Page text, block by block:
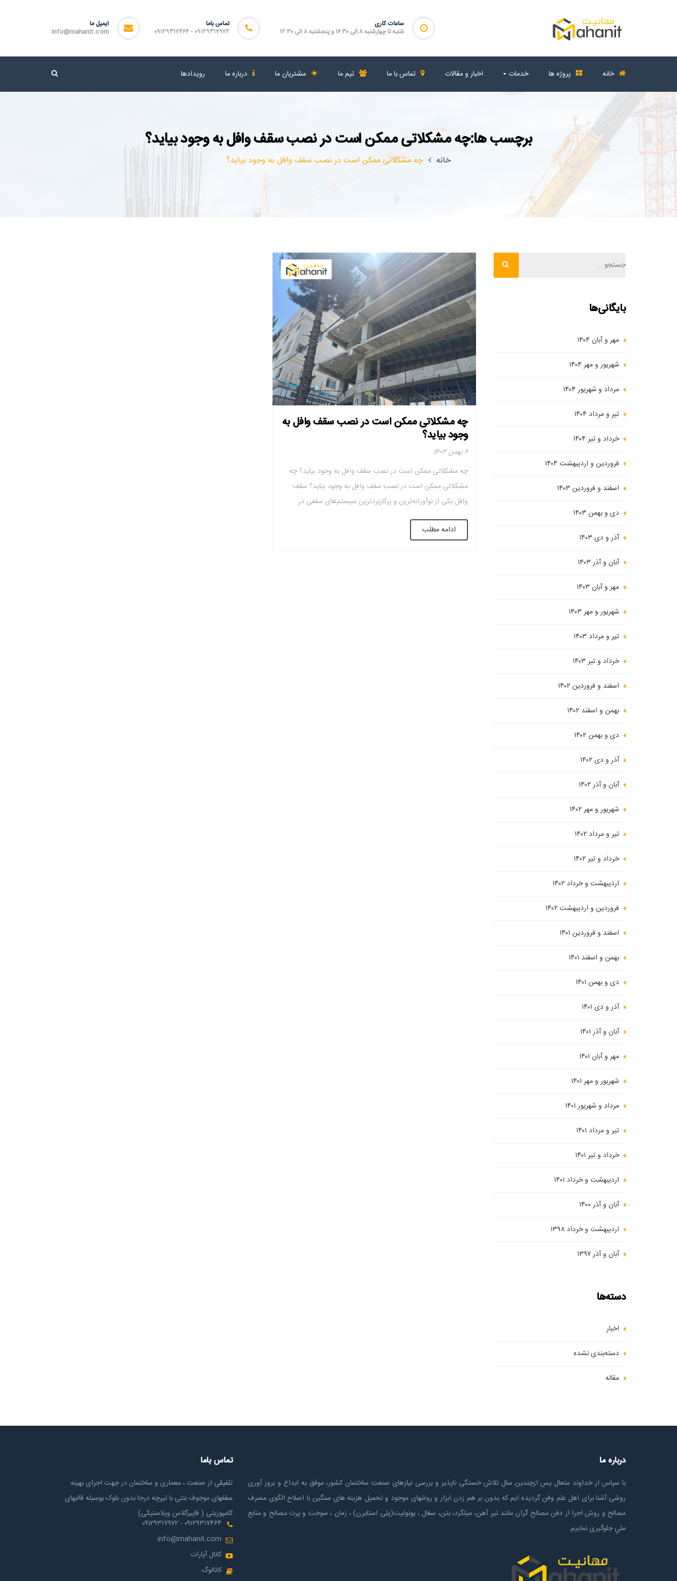
ایمیل ما
info@mahanit.com
تماس باما
۰۹۱۲۹۳۱۷۹۷۲ - ۰۹۱۲۹۳۱۷۴۶۴
ساعات کاری
شنبه تا چهارشنبه ۸ الی ۱۶.۳۰ و پنجشنبه ۸ الی ۱۲.۳۰
خانه پروژه ها خدمات اخبار و مقالات تماس با ما تیم ما مشتریان ما درباره ما رویدادها
برچسب ها:چه مشکلاتی ممکن است در نصب سقف وافل به وجود بیاید؟
خانه چه مشکلاتی ممکن است در نصب سقف وافل به وجود بیاید؟
چه مشکلاتی ممکن است در نصب سقف وافل به
وجود بیاید؟
۶ بهمن ۱۴۰۳
چه مشکلاتی ممکن است در نصب سقف وافل به وجود بیاید؟ چه
مشکلاتی ممکن است در نصب سقف وافل به وجود بیاید؟ سقف
وافل یکی از نوآورانه‌ترین و پرکاربردترین سیستم‌های سقفی در
ساختمان‌سازی مدرن است که علاوه بر ساختمان های معمولی با
کاربری های متفاوت به‌ویژه در پروژه‌های بلندمرتبه، تجاری و صنعتی
ادامه مطلب
بایگانی‌ها
مهر و آبان ۱۴۰۴
شهریور و مهر ۱۴۰۴
مرداد و شهریور ۱۴۰۴
تیر و مرداد ۱۴۰۴
خرداد و تیر ۱۴۰۴
فروردین و اردیبهشت ۱۴۰۴
اسفند و فروردین ۱۴۰۳
دی و بهمن ۱۴۰۳
آذر و دی ۱۴۰۳
آبان و آذر ۱۴۰۳
مهر و آبان ۱۴۰۳
شهریور و مهر ۱۴۰۳
تیر و مرداد ۱۴۰۳
خرداد و تیر ۱۴۰۳
اسفند و فروردین ۱۴۰۲
بهمن و اسفند ۱۴۰۲
دی و بهمن ۱۴۰۲
آذر و دی ۱۴۰۲
آبان و آذر ۱۴۰۲
شهریور و مهر ۱۴۰۲
تیر و مرداد ۱۴۰۲
خرداد و تیر ۱۴۰۲
اردیبهشت و خرداد ۱۴۰۲
فروردین و اردیبهشت ۱۴۰۲
اسفند و فروردین ۱۴۰۱
بهمن و اسفند ۱۴۰۱
دی و بهمن ۱۴۰۱
آذر و دی ۱۴۰۱
آبان و آذر ۱۴۰۱
مهر و آبان ۱۴۰۱
شهریور و مهر ۱۴۰۱
مرداد و شهریور ۱۴۰۱
تیر و مرداد ۱۴۰۱
خرداد و تیر ۱۴۰۱
اردیبهشت و خرداد ۱۴۰۱
آبان و آذر ۱۴۰۰
اردیبهشت و خرداد ۱۳۹۸
آبان و آذر ۱۳۹۷
دسته‌ها
اخبار
دسته‌بندی نشده
مقاله
درباره ما
با سپاس از خداوند متعال پس ازچندين سال تلاش خستگی ناپذير و بررسی نیازهای صنعت ساختمان كشور، موفق به ابداع و بروز آوری
روشی آشنا برای اهل علم وفن گردیده ایم که بدون بر هم زدن ابزار و روشهای موجود و تحمیل هزینه های سنگین با اصلاح الگوی مصرف
مصالح و روش اجرا از دفن مصالح گران مانند تیر آهن، میلگرد، بتن، سفال ، یونولیت(پلی استايرن) ، زمان ، سوخت و پرت مصالح و منابع
ملي جلوگیری نماییم.
تماس باما
تلفیقی از صنعت ، معماری و ساختمان در جهت اجرای بهینه
سقفهای موجوف بتنی با تیرچه درجا بدون بلوک بوسیله قالبهای
کامپوزیتی ( فایبرگلاس وپلاستیکی)
۰۹۱۲۹۳۱۷۴۶۴ - ۰۹۱۲۹۳۱۷۹۷۲
info@mahanit.com
کانال آپارات
کاتالوگ